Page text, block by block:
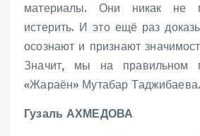
материалы. Они никак не
истерить. И это ещё раз
осознают и признают
Значит, мы на правильном
«Жараён» Мутабар Таджибаева.
Гузаль АХМЕДОВА